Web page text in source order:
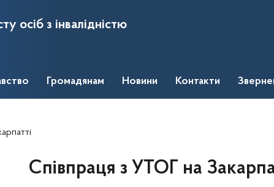
осіб з інвалідністю
Громадянам Новини Контакти
Співпраця з УТОГ на